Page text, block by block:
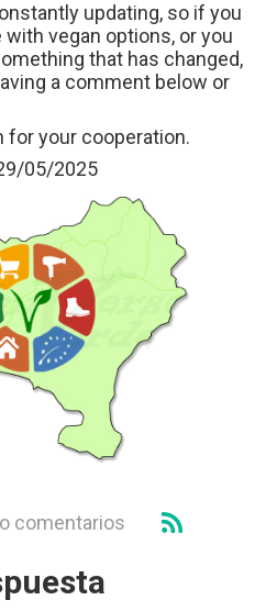
updating, so if you
vegan options, or you
that has changed,
a comment below or
for your cooperation.
05/2025
comentarios